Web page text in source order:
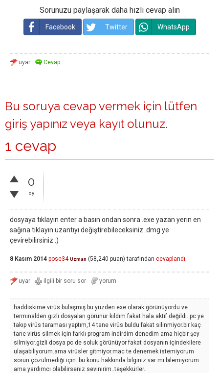
Sorunuzu paylaşarak daha hızlı cevap alın
Facebook Twitter WhatsApp
Bu soruya cevap vermek için lütfen
giriş yapınız veya kayıt olunuz.
1 cevap
0
oy
dosyaya tıklayın enter a basın ondan sonra .exe yazan yerin en
sağına tıklayın uzantıyı değiştirebileceksiniz .dmg ye
çevirebilirsiniz :)
8 Kasım 2014 pose34 Uzman (58,240 puan) tarafından cevaplandı
haddiskime virüs bulaşmış bu yüzden exe olarak görünüyordu ve
terminalden gizli dosyaları görünür kıldım fakat hala aktif değildi..pc ye
takıp virüs taraması yaptım,14 tane virüs buldu fakat silinmiyor.bir kaç
tane virüs silmek için farklı program indirdim denedim ama hiçbir şey
silmiyor.gizli dosya pc de soluk görünüyor fakat dosyanın içindekilere
ulaşabiliyorum.ama virüsler gitmiyor.mac te denemek istemiyorum
sorun çözülmediği için..bu konu hakkında bilginiz var mı bilemiyorum
ama yardımcı olabilirseniz sevinirim..teşekkürler..